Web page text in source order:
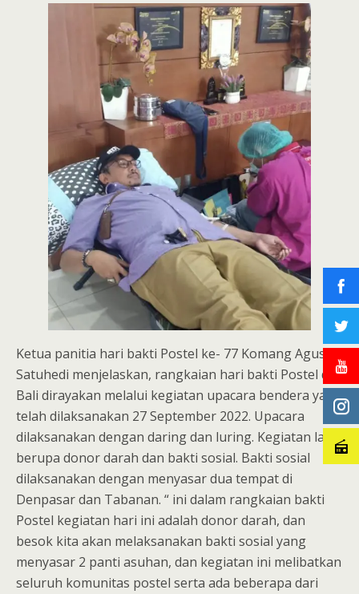
Ketua panitia hari bakti Postel ke- 77 Komang Agus
Satuhedi menjelaskan, rangkaian hari bakti Postel di
Bali dirayakan melalui kegiatan upacara bendera yang
telah dilaksanakan 27 September 2022. Upacara
dilaksanakan dengan daring dan luring. Kegiatan lain
berupa donor darah dan bakti sosial. Bakti sosial
dilaksanakan dengan menyasar dua tempat di
Denpasar dan Tabanan. “ ini dalam rangkaian bakti
Postel kegiatan hari ini adalah donor darah, dan
besok kita akan melaksanakan bakti sosial yang
menyasar 2 panti asuhan, dan kegiatan ini melibatkan
seluruh komunitas postel serta ada beberapa dari